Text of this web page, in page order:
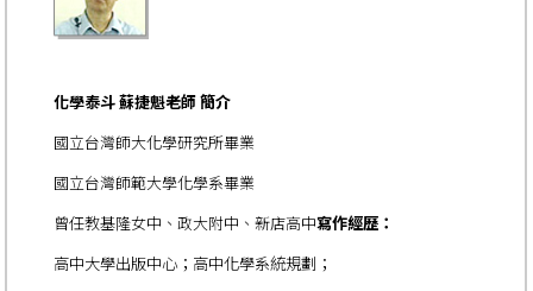
化學泰斗 蘇捷魁老師 簡介
國立台灣師大化學研究所畢業
國立台灣師範大學化學系畢業
曾任教基隆女中、政大附中、新店高中寫作經歷：
高中大學出版中心；高中化學系統規劃；